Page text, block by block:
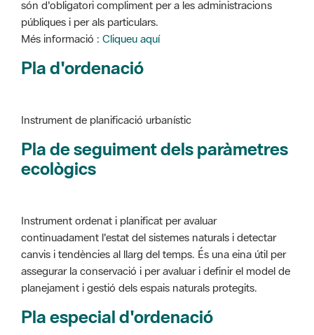
Pla d'ordenació
Instrument de planificació urbanístic
ecològics
Instrument ordenat i planificat per avaluar
assegurar la conservació i per avaluar i definir el model de
planejament i gestió dels espais naturals protegits.
Pla especial d'ordenació
Instrument de planificació urbanístic